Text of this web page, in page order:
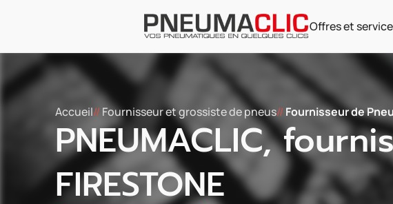
Offres et
Accueil// Fournisseur et grossiste de pneus// Fournisseur de
PNEUMACLIC,
FIRESTONE